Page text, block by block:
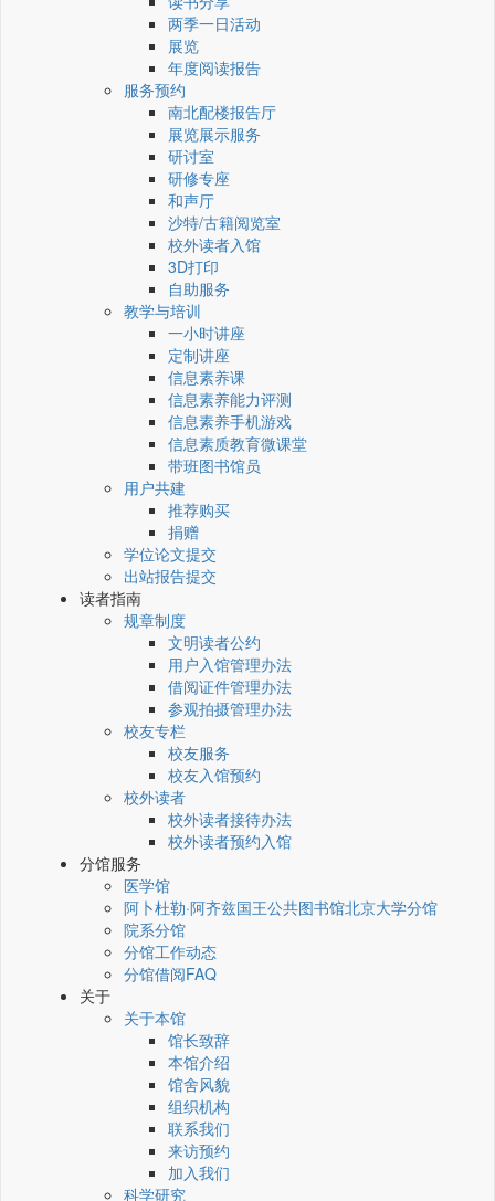
两季一日活动
展览
年度阅读报告
服务预约
南北配楼报告厅
展览展示服务
研讨室
研修专座
和声厅
沙特/古籍阅览室
校外读者入馆
3D打印
自助服务
教学与培训
一小时讲座
定制讲座
信息素养课
信息素养能力评测
信息素养手机游戏
信息素质教育微课堂
带班图书馆员
用户共建
推荐购买
捐赠
学位论文提交
出站报告提交
读者指南
规章制度
文明读者公约
用户入馆管理办法
借阅证件管理办法
参观拍摄管理办法
校友专栏
校友服务
校友入馆预约
校外读者
校外读者接待办法
校外读者预约入馆
分馆服务
医学馆
阿卜杜勒·阿齐兹国王公共图书馆北京大学分馆
院系分馆
分馆工作动态
分馆借阅FAQ
关于
关于本馆
馆长致辞
本馆介绍
馆舍风貌
组织机构
联系我们
来访预约
加入我们
科学研究